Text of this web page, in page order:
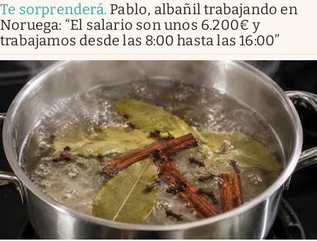
Te sorprenderá. Pablo, albañil trabajando en
Noruega: “El salario son unos 6.200€ y
trabajamos desde las 8:00 hasta las 16:00”